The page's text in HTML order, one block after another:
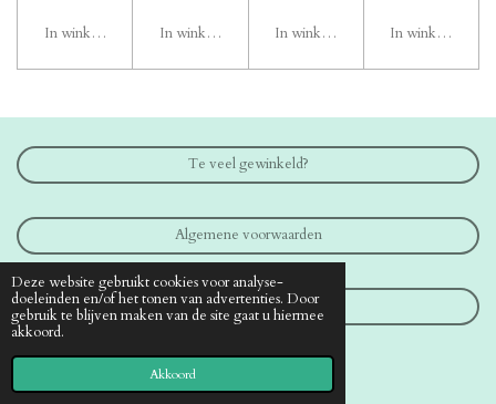
Deze website gebruikt cookies voor analyse-
doeleinden en/of het tonen van advertenties. Door
gebruik te blijven maken van de site gaat u hiermee
akkoord.
Akkoord
In winkelwagen In winkelwagen In winkelwagen In winkelwagen
Te veel gewinkeld?
Algemene voorwaarden
Contact
© 2019 - 2026 www.medical-shop.nl